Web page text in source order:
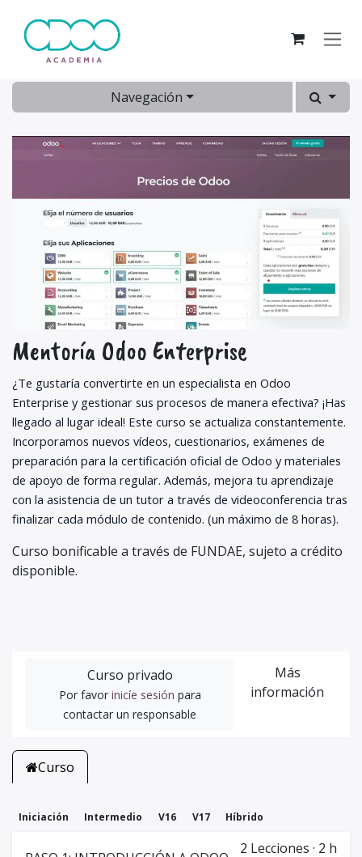
Navegación
Mentoría Odoo Enterprise
¿Te gustaría convertirte en un especialista en Odoo
Enterprise y gestionar sus procesos de manera efectiva? ¡Has
llegado al lugar ideal! Este curso se actualiza constantemente.
Incorporamos nuevos vídeos, cuestionarios, exámenes de
preparación para la certificación oficial de Odoo y materiales
de apoyo de forma regular. Además, mejora tu aprendizaje
con la asistencia de un tutor a través de videoconferencia tras
finalizar cada módulo de contenido. (un máximo de 8 horas).
Curso bonificable a través de FUNDAE, sujeto a crédito
disponible.
Curso privado
Por favor inicíe sesión para
contactar un responsable
Más
información
Curso
Iniciación Intermedio V16 V17 Híbrido
2 Lecciones · 2 h